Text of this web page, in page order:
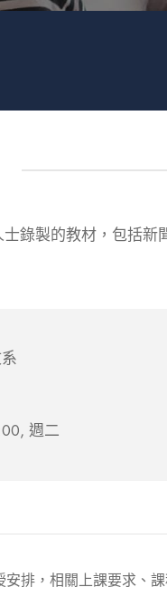
錄製的教材，包括
週二
排，相關上課要求、